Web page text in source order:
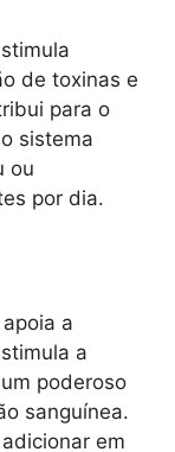
de toxinas e
para o
sistema
ou
por dia.
a
a
poderoso
sanguínea.
em